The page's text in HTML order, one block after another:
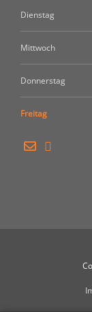
Dienstag
Mittwoch
Donnerstag
Freitag